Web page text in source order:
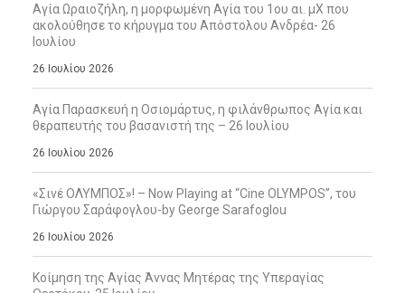
Αγία Ωραιοζήλη, η μορφωμένη Αγία του 1ου αι. μΧ που
ακολούθησε το κήρυγμα του Απόστολου Ανδρέα- 26
Ιουλίου
26 Ιουλίου 2026
Αγία Παρασκευή η Οσιομάρτυς, η φιλάνθρωπος Αγία και
θεραπευτής του βασανιστή της – 26 Ιουλίου
26 Ιουλίου 2026
«Σινέ ΟΛΥΜΠΟΣ»! – Now Playing at “Cine OLYMPOS”, του
Γιώργου Σαράφογλου-by George Sarafoglou
26 Ιουλίου 2026
Κοίμηση της Αγίας Άννας Μητέρας της Υπεραγίας